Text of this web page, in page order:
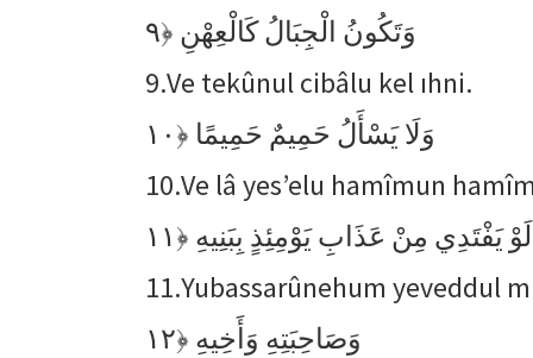
وَتَكُونُ الْجِبَالُ كَالْعِهْنِ ﴿٩
9.Ve tekûnul cibâlu kel ıhni.
وَلَا يَسْأَلُ حَمِيمٌ حَمِيمًا ﴿١٠
10.Ve lâ yes’elu hamîmun
يَفْتَدِي مِنْ عَذَابِ يَوْمِئِذٍ بِبَنِيهِ ﴿١١
11.Yubassarûnehum yeveddul
وَصَاحِبَتِهِ وَأَخِيهِ ﴿١٢